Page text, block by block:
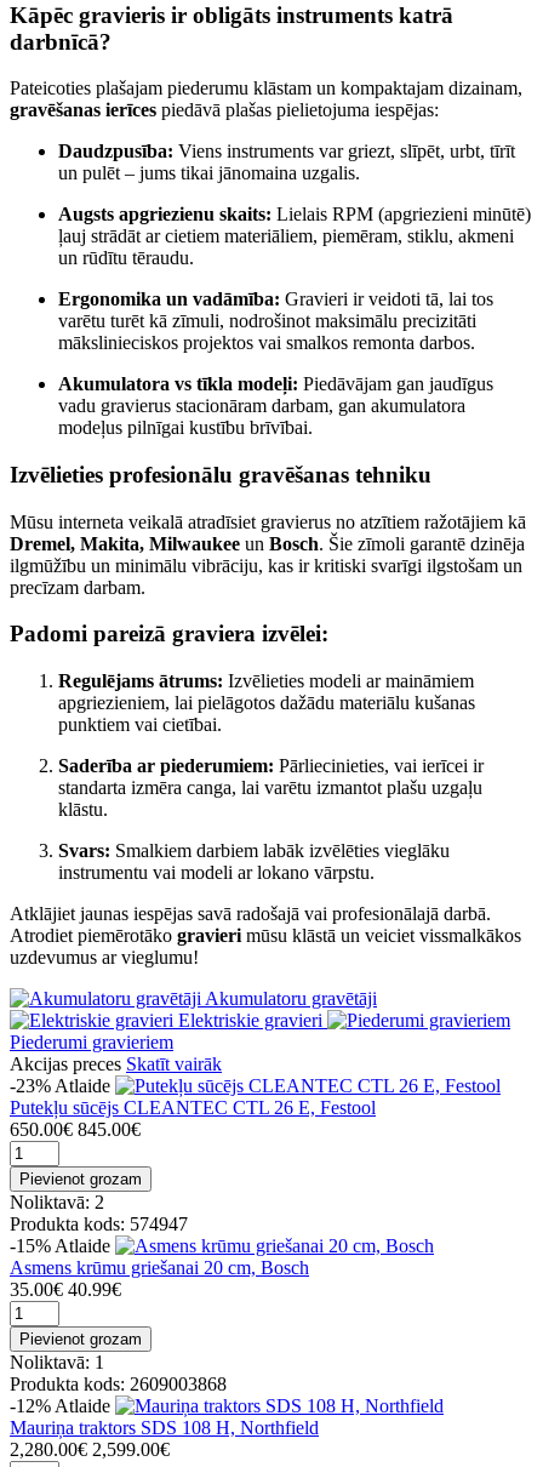
Kāpēc gravieris ir obligāts instruments katrā
darbnīcā?
Pateicoties plašajam piederumu klāstam un kompaktajam dizainam,
gravēšanas ierīces piedāvā plašas pielietojuma iespējas:
Daudzpusība: Viens instruments var griezt, slīpēt, urbt, tīrīt
un pulēt – jums tikai jānomaina uzgalis.
Augsts apgriezienu skaits: Lielais RPM (apgriezieni minūtē)
ļauj strādāt ar cietiem materiāliem, piemēram, stiklu, akmeni
un rūdītu tēraudu.
Ergonomika un vadāmība: Gravieri ir veidoti tā, lai tos
varētu turēt kā zīmuli, nodrošinot maksimālu precizitāti
mākslinieciskos projektos vai smalkos remonta darbos.
Akumulatora vs tīkla modeļi: Piedāvājam gan jaudīgus
vadu gravierus stacionāram darbam, gan akumulatora
modeļus pilnīgai kustību brīvībai.
Izvēlieties profesionālu gravēšanas tehniku
Mūsu interneta veikalā atradīsiet gravierus no atzītiem ražotājiem kā
Dremel, Makita, Milwaukee un Bosch. Šie zīmoli garantē dzinēja
ilgmūžību un minimālu vibrāciju, kas ir kritiski svarīgi ilgstošam un
precīzam darbam.
Padomi pareizā graviera izvēlei:
Regulējams ātrums: Izvēlieties modeli ar maināmiem
apgriezieniem, lai pielāgotos dažādu materiālu kušanas
punktiem vai cietībai.
Saderība ar piederumiem: Pārliecinieties, vai ierīcei ir
standarta izmēra canga, lai varētu izmantot plašu uzgaļu
klāstu.
Svars: Smalkiem darbiem labāk izvēlēties vieglāku
instrumentu vai modeli ar lokano vārpstu.
Atklājiet jaunas iespējas savā radošajā vai profesionālajā darbā.
Atrodiet piemērotāko gravieri mūsu klāstā un veiciet vissmalkākos
uzdevumus ar vieglumu!
Akumulatoru gravētāji
Elektriskie gravieri
Piederumi gravieriem
Akcijas preces Skatīt vairāk
-23% Atlaide
Putekļu sūcējs CLEANTEC CTL 26 E, Festool
650.00€ 845.00€
Pievienot grozam
Noliktavā: 2
Produkta kods: 574947
-15% Atlaide
Asmens krūmu griešanai 20 cm, Bosch
35.00€ 40.99€
Pievienot grozam
Noliktavā: 1
Produkta kods: 2609003868
-12% Atlaide
Mauriņa traktors SDS 108 H, Northfield
2,280.00€ 2,599.00€